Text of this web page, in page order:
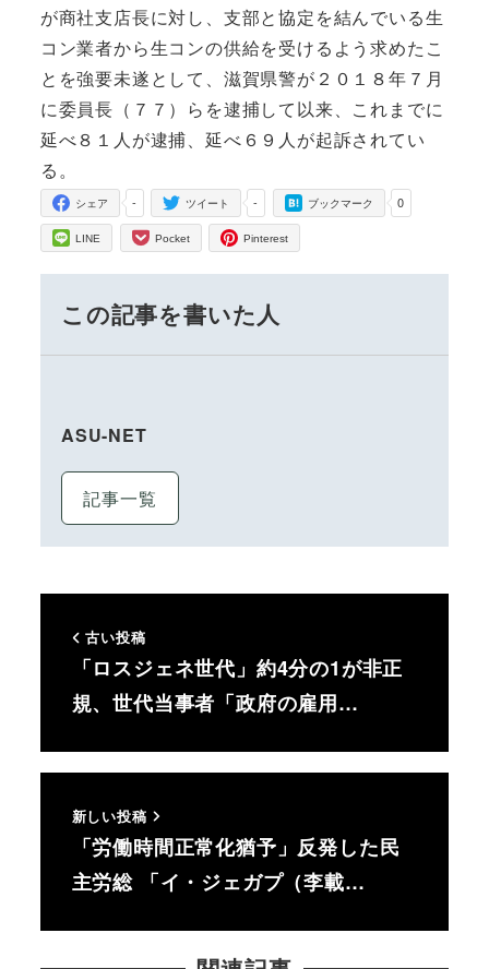
が商社支店長に対し、支部と協定を結んでいる生
コン業者から生コンの供給を受けるよう求めたこ
とを強要未遂として、滋賀県警が２０１８年７月
に委員長（７７）らを逮捕して以来、これまでに
延べ８１人が逮捕、延べ６９人が起訴されてい
る。
-
シェア -
ツイート 0
ブックマーク
LINE Pocket Pinterest
この記事を書いた人
ASU-NET
記事一覧
古い投稿
「ロスジェネ世代」約4分の1が非正
規、世代当事者「政府の雇用…
新しい投稿
「労働時間正常化猶予」反発した民
主労総 「イ・ジェガプ（李載…